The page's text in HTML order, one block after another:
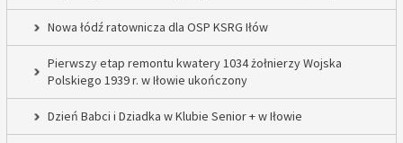
Nowa łódź ratownicza dla OSP KSRG Iłów
Pierwszy etap remontu kwatery 1034 żołnierzy Wojska
Polskiego 1939 r. w Iłowie ukończony
Dzień Babci i Dziadka w Klubie Senior + w Iłowie